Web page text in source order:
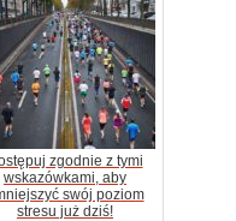
zgodnie z tymi
wskazówkami, aby
swój poziom
stresu już dziś!